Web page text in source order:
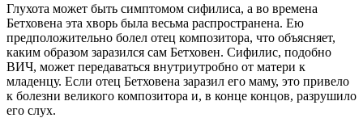
Глухота может быть симптомом сифилиса, а во времена
Бетховена эта хворь была весьма распространена. Ею
предположительно болел отец композитора, что объясняет,
каким образом заразился сам Бетховен. Сифилис, подобно
ВИЧ, может передаваться внутриутробно от матери к
младенцу. Если отец Бетховена заразил его маму, это привело
к болезни великого композитора и, в конце концов, разрушило
его слух.